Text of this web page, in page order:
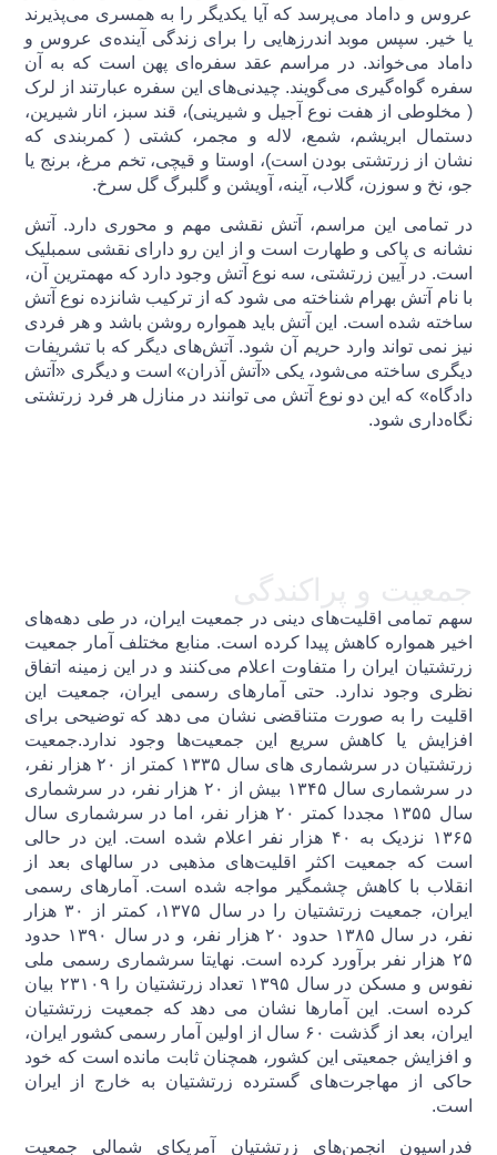
عروس و داماد می‌پرسد که آیا یکدیگر را به همسری می‌پذیرند
یا خیر. سپس موبد اندرزهایی را برای زندگی آینده‌ی عروس و
داماد می‌خواند. در مراسم عقد سفره‌ای پهن است که به آن
سفره گواه‌گیری می‌گویند. چیدنی‌های این سفره عبارتند از لرک
( مخلوطی از هفت نوع آجیل و شیرینی)، قند سبز، انار شیرین،
دستمال ابریشم، شمع، لاله و مجمر، کشتی ( کمربندی که
نشان از زرتشتی بودن است)، اوستا و قیچی، تخم مرغ، برنج یا
جو، نخ و سوزن، گلاب، آینه، آویشن و گلبرگ گل سرخ.
در تمامی این مراسم، آتش نقشی مهم و محوری دارد. آتش
نشانه ی پاکی و طهارت است و از این رو دارای نقشی سمبلیک
است. در آیین زرتشتی، سه نوع آتش‌ وجود دارد که مهمترین آن،
با نام آتش بهرام شناخته می شود که از ترکیب شانزده نوع آتش
ساخته شده است. این آتش باید همواره روشن باشد و هر فردی
نیز نمی تواند وارد حریم آن شود. آتش‌های دیگر که با تشریفات
دیگری ساخته می‌شود، یکی «آتش آذران» است و دیگری «آتش
دادگاه» که این دو نوع آتش می توانند در منازل هر فرد زرتشتی
نگاه‌داری شود.
سهم تمامی اقلیت‌های دینی در جمعیت ایران، در طی دهه‌های
اخیر همواره کاهش پیدا کرده است. منابع مختلف آمار جمعیت
زرتشتیان ایران را متفاوت اعلام می‌کنند و در این زمینه اتفاق
نظری وجود ندارد. حتی آمارهای رسمی ایران، جمعیت این
اقلیت را به صورت متناقضی نشان می دهد که توضیحی برای
افزایش یا کاهش سریع این جمعیت‌ها وجود ندارد.جمعیت
زرتشتیان در سرشماری های سال ۱۳۳۵ کمتر از ۲۰ هزار نفر،
در سرشماری سال ۱۳۴۵ بیش از ۲۰ هزار نفر، در سرشماری
سال ۱۳۵۵ مجددا کمتر ۲۰ هزار نفر، اما در سرشماری سال
۱۳۶۵ نزدیک به ۴۰ هزار نفر اعلام شده است. این در حالی
است که جمعیت اکثر اقلیت‌های مذهبی در سالهای بعد از
انقلاب با کاهش چشمگیر مواجه شده است. آمارهای رسمی
ایران، جمعیت زرتشتیان را در سال ۱۳۷۵، کمتر از ۳۰ هزار
نفر، در سال ۱۳۸۵ حدود ۲۰ هزار نفر، و در سال ۱۳۹۰ حدود
۲۵ هزار نفر برآورد کرده است. نهایتا سرشماری رسمی ملی
نفوس و مسکن در سال ۱۳۹۵ تعداد زرتشتیان را ۲۳۱۰۹ بیان
کرده است. این آمارها نشان می دهد که جمعیت زرتشتیان
ایران، بعد از گذشت ۶۰ سال از اولین آمار رسمی کشور ایران،
و افزایش جمعیتی این کشور، همچنان ثابت مانده است که خود
حاکی از مهاجرت‌های گسترده زرتشتیان به خارج از ایران
است.
فدراسیون انجمن‌های زرتشتیان آمریکای شمالی جمعیت